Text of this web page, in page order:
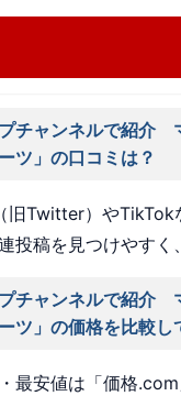
プチャンネルで紹介
ツ」の口コミは？
旧Twitter）やTikTok
投稿を見つけやすく
プチャンネルで紹介
ツ」の価格を比較し
最安値は「価格